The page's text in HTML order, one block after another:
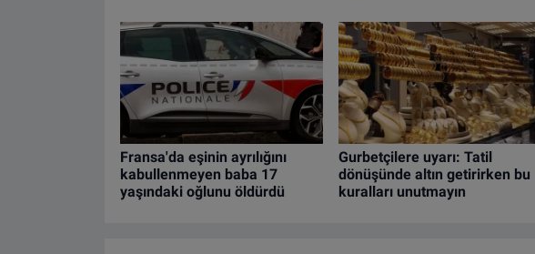
Fransa'da eşinin ayrılığını
kabullenmeyen baba 17
yaşındaki oğlunu öldürdü
Gurbetçilere uyarı: Tatil
dönüşünde altın getirirken bu
kuralları unutmayın